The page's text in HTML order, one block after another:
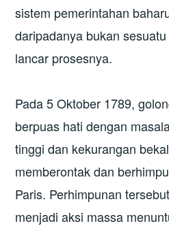
sistem pemerintahan
daripadanya bukan
lancar prosesnya.
Pada 5 Oktober 1789,
berpuas hati dengan
tinggi dan kekurangan
memberontak dan
Paris. Perhimpunan
menjadi aksi massa